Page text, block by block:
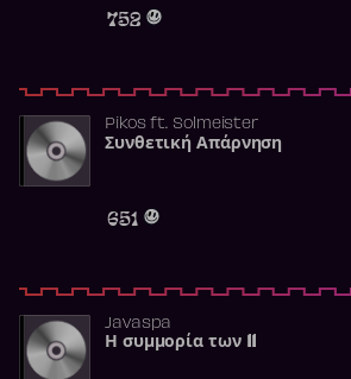
752
Pikosft. Solmeister
Συνθετική Απάρνηση
651
Javaspa
Η συμμορία των 11